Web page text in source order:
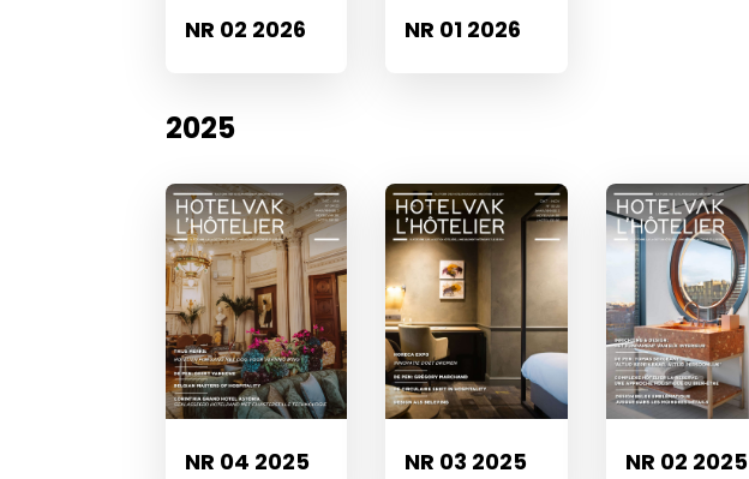
NR 02 2026 NR 01 2026
2025
NR 04 2025 NR 03 2025 NR 02 2025